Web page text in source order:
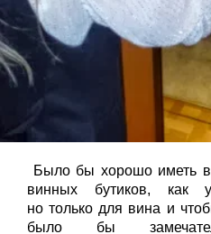
Было бы хорошо иметь
винных бутиков, как
но только для вина и
было бы